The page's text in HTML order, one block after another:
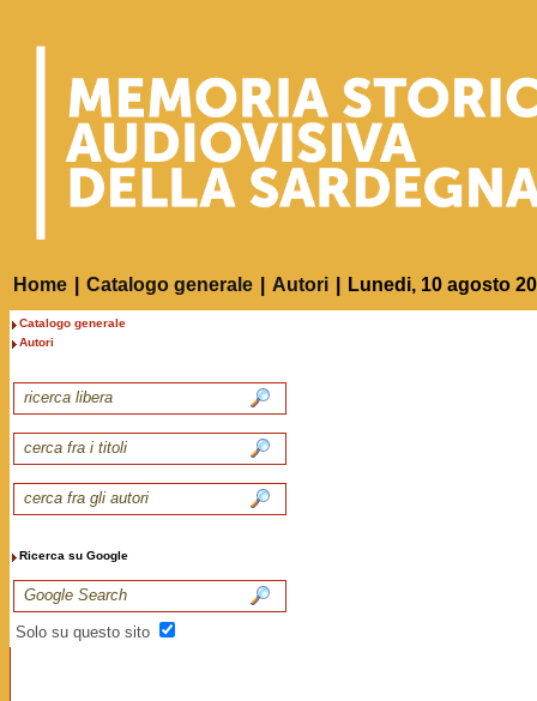
Home Catalogo generale Autori Lunedi, 10 agosto
Catalogo generale
Autori
Ricerca su Google
Solo su questo sito